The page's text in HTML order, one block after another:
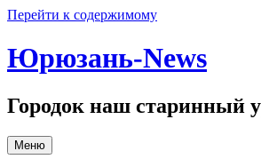
Перейти к содержимому
Юрюзань-News
Городок наш старинный
Меню